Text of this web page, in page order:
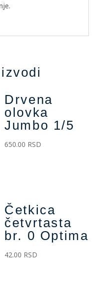
Drvena
olovka
Jumbo 1/5
650.00 RSD
Četkica
četvrtasta
br. 0 Optima
42.00 RSD